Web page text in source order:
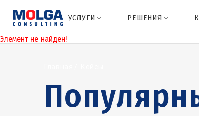
УСЛУГИ РЕШЕНИЯ
Элемент не найден!